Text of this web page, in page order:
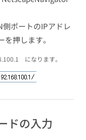
側ポートのIPアドレ
押します。
になります。
ドの入力